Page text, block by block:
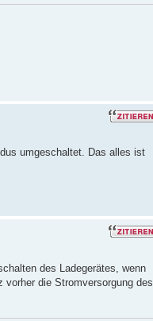
umgeschaltet. Das alles ist
des Ladegerätes, wenn
die Stromversorgung des